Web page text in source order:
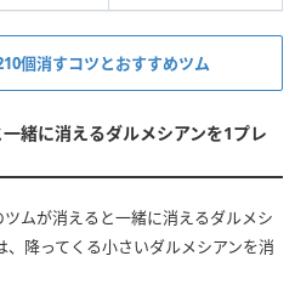
個消すコツとおすすめツム
緒に消えるダルメシアンを1プレ
ムが消えると一緒に消えるダルメシ
降ってくる小さいダルメシアンを消